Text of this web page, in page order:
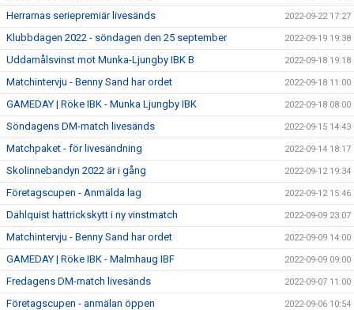
Herrarnas seriepremiär livesänds 2022-09-22 17:27
Klubbdagen 2022 - söndagen den 25 september 2022-09-19 19:38
Uddamålsvinst mot Munka-Ljungby IBK B 2022-09-18 19:18
Matchintervju - Benny Sand har ordet 2022-09-18 11:00
GAMEDAY | Röke IBK - Munka Ljungby IBK 2022-09-18 08:00
Söndagens DM-match livesänds 2022-09-15 14:43
Matchpaket - för livesändning 2022-09-14 18:17
Skolinnebandyn 2022 är i gång 2022-09-12 19:34
Företagscupen - Anmälda lag 2022-09-12 15:46
Dahlquist hattrickskytt i ny vinstmatch 2022-09-09 23:07
Matchintervju - Benny Sand har ordet 2022-09-09 14:00
GAMEDAY | Röke IBK - Malmhaug IBF 2022-09-09 09:00
Fredagens DM-match livesänds 2022-09-07 11:00
Företagscupen - anmälan öppen 2022-09-06 10:54